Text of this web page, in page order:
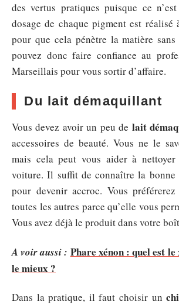
des vertus pratiques puisque ce
dosage de chaque pigment est réalisé
pour que cela pénètre la matière
pouvez donc faire confiance au
Marseillais pour vous sortir d’affaire.
Du lait démaquillant
Vous devez avoir un peu de lait
accessoires de beauté. Vous ne le
mais cela peut vous aider à
voiture. Il suffit de connaître la bonne
pour devenir accroc. Vous
toutes les autres parce qu’elle vous
Vous avez déjà le produit dans votre
A voir aussi : Phare xénon : quel est
le mieux ?
Dans la pratique, il faut choisir un